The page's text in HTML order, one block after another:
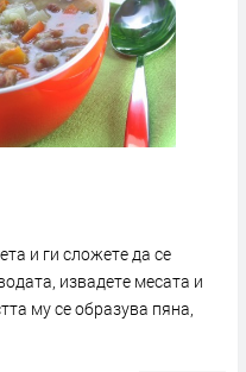
и ги сложете да се
извадете месата и
му се образува пяна,